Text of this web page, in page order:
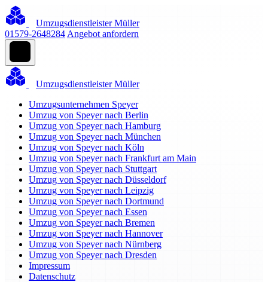
Umzugsdienstleister Müller
01579-2648284 Angebot anfordern
Umzugsdienstleister Müller
Umzugsunternehmen Speyer
Umzug von Speyer nach Berlin
Umzug von Speyer nach Hamburg
Umzug von Speyer nach München
Umzug von Speyer nach Köln
Umzug von Speyer nach Frankfurt am Main
Umzug von Speyer nach Stuttgart
Umzug von Speyer nach Düsseldorf
Umzug von Speyer nach Leipzig
Umzug von Speyer nach Dortmund
Umzug von Speyer nach Essen
Umzug von Speyer nach Bremen
Umzug von Speyer nach Hannover
Umzug von Speyer nach Nürnberg
Umzug von Speyer nach Dresden
Impressum
Datenschutz